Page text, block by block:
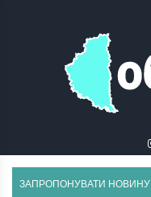
ЗАПРОПОНУВАТИ НОВИНУ